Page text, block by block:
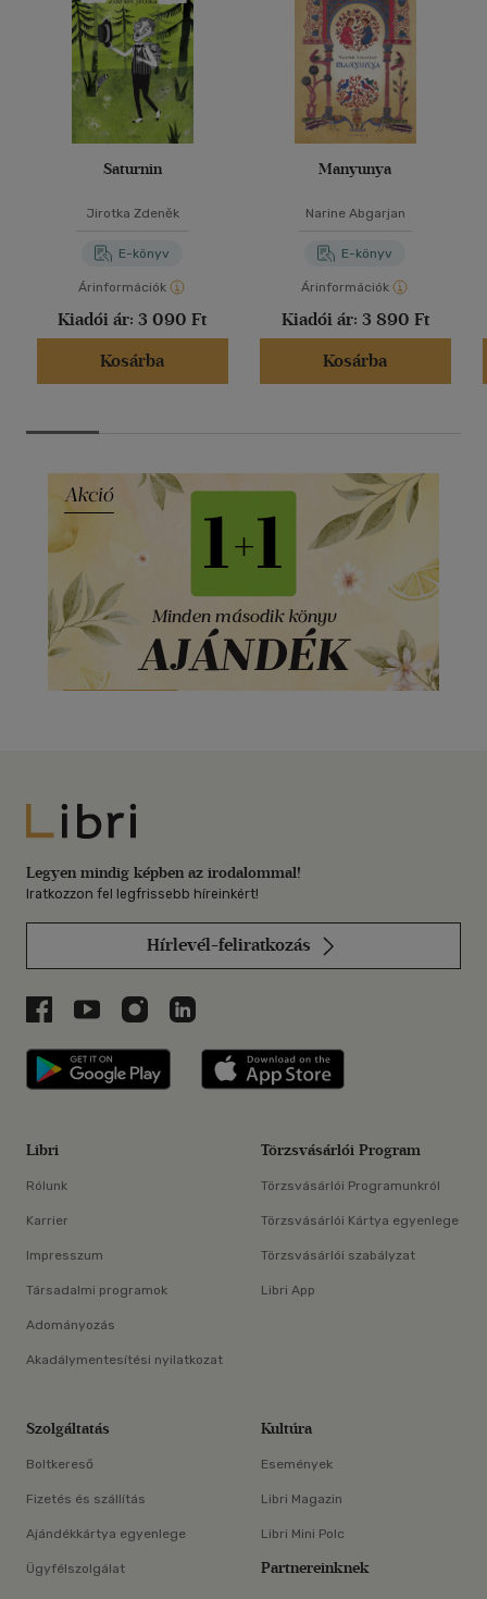
Saturnin
Jirotka Zdeněk
E-könyv
Árinformációk
Kiadói ár: 3 090 Ft
Kosárba
Manyunya
Narine Abgarjan
E-könyv
Árinformációk
Kiadói ár: 3 890 Ft
Kosárba
Libri
Legyen mindig képben az irodalommal!
Iratkozzon fel legfrissebb híreinkért!
Hírlevél-feliratkozás
Libri a Facebookon
Libri a Youtube-on
Libri az Instagramon
Libri a LinkedInen
Libri applikáció Szerezd meg: Google
Libri
Rólunk
Karrier
Impresszum
Társadalmi programok
Adományozás
Akadálymentesítési nyilatkozat
Törzsvásárlói Program
Törzsvásárlói Programunkról
Törzsvásárlói Kártya egyenlege
Törzsvásárlói szabályzat
Libri App
Szolgáltatás
Boltkereső
Fizetés és szállítás
Ajándékkártya egyenlege
Ügyfélszolgálat
Kultúra
Események
Libri Magazin
Libri Mini Polc
Partnereinknek